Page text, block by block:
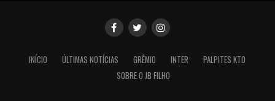
INÍCIO ÚLTIMAS NOTÍCIAS GRÊMIO INTER
PALPITES KTO
SOBRE O JB FILHO